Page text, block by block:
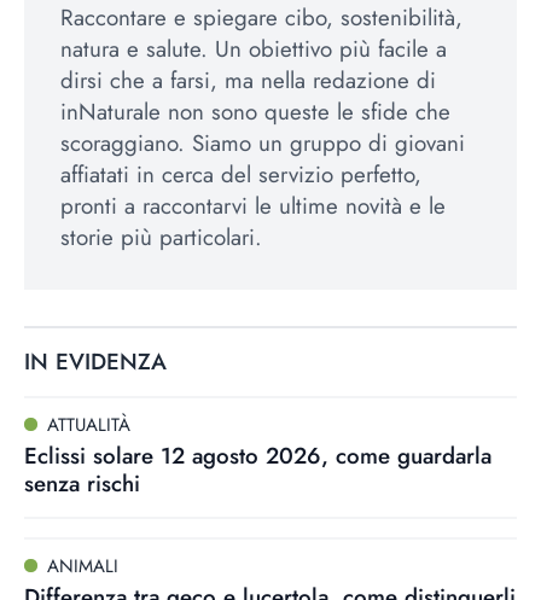
Raccontare e spiegare cibo, sostenibilità,
natura e salute. Un obiettivo più facile a
dirsi che a farsi, ma nella redazione di
inNaturale non sono queste le sfide che
scoraggiano. Siamo un gruppo di giovani
affiatati in cerca del servizio perfetto,
pronti a raccontarvi le ultime novità e le
storie più particolari.
IN EVIDENZA
ATTUALITÀ
Eclissi solare 12 agosto 2026, come guardarla
senza rischi
ANIMALI